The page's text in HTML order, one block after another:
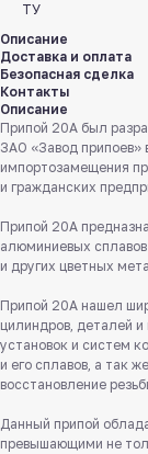
ТУ
Описание
Доставка и оплата
Безопасная сделка
Контакты
Описание
Припой 20А был
ЗАО «Завод припоев»
импортозамещения
и гражданских
Припой 20А
алюминиевых
и других цветных
Припой 20А нашел
цилиндров, деталей
установок и систем
и его сплавов, а так
восстановление
Данный припой
превышающими не